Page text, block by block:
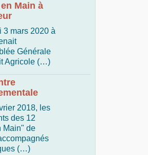
Main à
3 mars 2020 à
Générale
Agricole (…)
2018, les
des 12
Main" de
(…)